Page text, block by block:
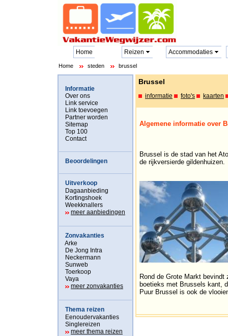
Home Reizen Accommodaties
Home steden brussel
Informatie
Over ons
Link service
Link toevoegen
Partner worden
Sitemap
Top 100
Contact
Beoordelingen
Uitverkoop
Dagaanbieding
Kortingshoek
Weekknallers
meer aanbiedingen
Zonvakanties
Arke
De Jong Intra
Neckermann
Sunweb
Toerkoop
Vaya
meer zonvakanties
Thema reizen
Eenoudervakanties
Singlereizen
meer thema reizen
Brussel
informatie foto's kaarten
Algemene informatie over
Brussel is de stad van het
de rijkversierde gildenhuizen.
Rond de Grote Markt
boetieks met Brussels kant,
Puur Brussel is ook de